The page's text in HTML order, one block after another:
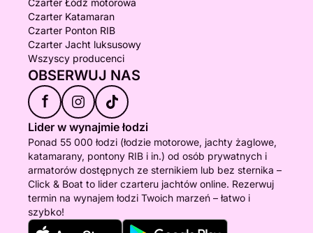
Czarter Łódź motorowa
Czarter Katamaran
Czarter Ponton RIB
Czarter Jacht luksusowy
Wszyscy producenci
OBSERWUJ NAS
f
Lider w wynajmie łodzi
Ponad 55 000 łodzi (łodzie motorowe, jachty żaglowe,
katamarany, pontony RIB i in.) od osób prywatnych i
armatorów dostępnych ze sternikiem lub bez sternika –
Click & Boat to lider czarteru jachtów online. Rezerwuj
termin na wynajem łodzi Twoich marzeń – łatwo i
szybko!